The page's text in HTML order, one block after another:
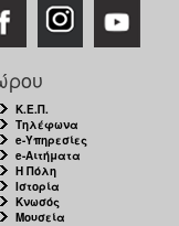
Κ.Ε.Π.
Τηλέφωνα
e-Υπηρεσίες
e-Αιτήματα
Η Πόλη
Ιστορία
Κνωσός
Μουσεία